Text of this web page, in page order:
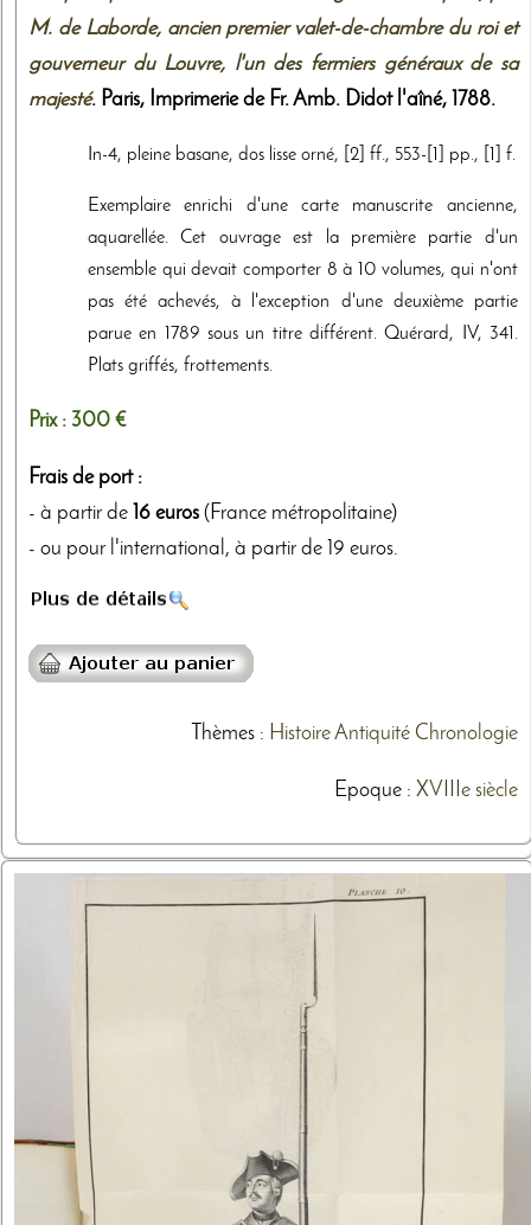
M. de Laborde, ancien premier valet-de-chambre du roi et
gouverneur du Louvre, l'un des fermiers généraux de sa
majesté. Paris, Imprimerie de Fr. Amb. Didot l'aîné, 1788.
In-4, pleine basane, dos lisse orné, [2] ff., 553-[1] pp., [1] f.
Exemplaire enrichi d'une carte manuscrite ancienne,
aquarellée. Cet ouvrage est la première partie d'un
ensemble qui devait comporter 8 à 10 volumes, qui n'ont
pas été achevés, à l'exception d'une deuxième partie
parue en 1789 sous un titre différent. Quérard, IV, 341.
Plats griffés, frottements.
Prix : 300 €
Frais de port :
- à partir de 16 euros (France métropolitaine)
- ou pour l'international, à partir de 19 euros.
Thèmes: HistoireAntiquité Chronologie
Epoque : XVIIIe siècle